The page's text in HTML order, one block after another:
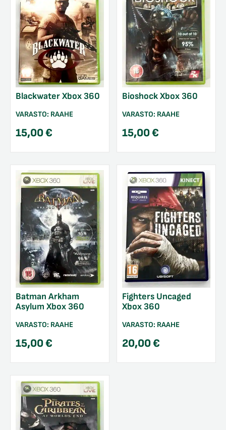
Blackwater Xbox 360
VARASTO: RAAHE
15,00€
Bioshock Xbox 360
VARASTO: RAAHE
15,00€
Batman Arkham
Asylum Xbox 360
VARASTO: RAAHE
15,00€
Fighters Uncaged
Xbox 360
VARASTO: RAAHE
20,00€